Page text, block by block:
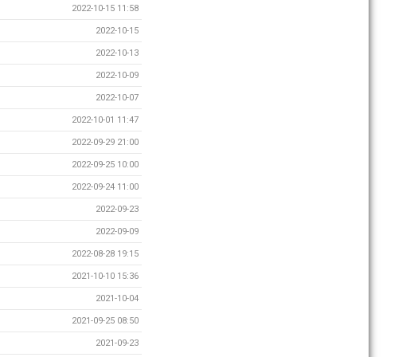
2022-10-15 11:58
2022-10-15
2022-10-13
2022-10-09
2022-10-07
2022-10-01 11:47
2022-09-29 21:00
2022-09-25 10:00
2022-09-24 11:00
2022-09-23
2022-09-09
2022-08-28 19:15
2021-10-10 15:36
2021-10-04
2021-09-25 08:50
2021-09-23